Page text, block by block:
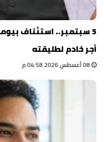
5 سبتمبر.. استئناف
أجر خادم لطليقته